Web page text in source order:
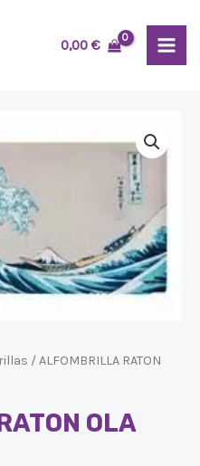
0,00€
/ ALFOMBRILLA RATON
OLA